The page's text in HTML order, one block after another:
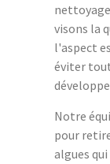
visons la
l'aspect
éviter
Notre
pour
algues